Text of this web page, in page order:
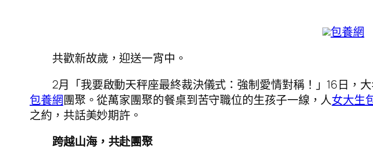
包養網
共歡新故歲，迎送一宵中。
2月「我要啟動天秤座最終裁決儀式：強制愛情對稱！」16日，
包養網團聚。從萬家團聚的餐桌到苦守職位的生孩子一線，人女大生
之約，共話美妙期許。
跨越山海，共赴團聚